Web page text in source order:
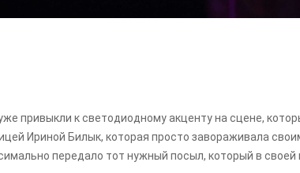
привыкли к светодиодному акценту на сцене,
Ириной Билык, которая просто завораживала
передало тот нужный посыл, который в своей